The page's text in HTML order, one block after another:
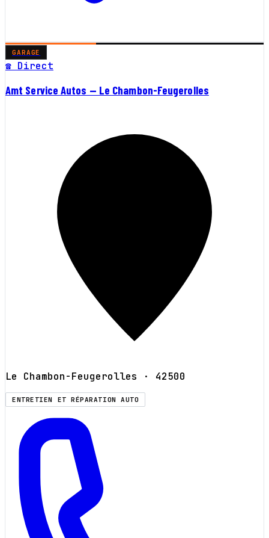
GARAGE
☎ Direct
Amt Service Autos — Le Chambon-Feugerolles
Le Chambon-Feugerolles · 42500
ENTRETIEN ET RÉPARATION AUTO